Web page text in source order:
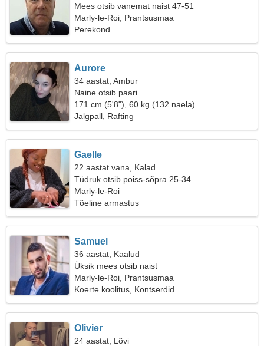
Mees otsib vanemat naist 47-51
Marly-le-Roi, Prantsusmaa
Perekond
Aurore
34 aastat, Ambur
Naine otsib paari
171 cm (5'8"), 60 kg (132 naela)
Jalgpall, Rafting
Gaelle
22 aastat vana, Kalad
Tüdruk otsib poiss-sõpra 25-34
Marly-le-Roi
Tõeline armastus
Samuel
36 aastat, Kaalud
Üksik mees otsib naist
Marly-le-Roi, Prantsusmaa
Koerte koolitus, Kontserdid
Olivier
24 aastat, Lõvi